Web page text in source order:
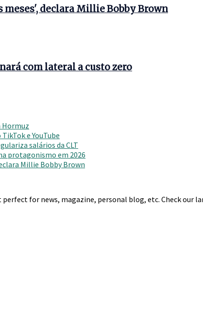
meses', declara Millie Bobby Brown
com lateral a custo zero
Hormuz
e YouTube
salários da CLT
protagonismo em 2026
Millie Bobby Brown
for news, magazine, personal blog, etc. Check our